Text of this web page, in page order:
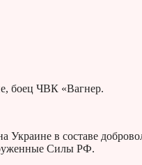
боец ЧВК «Вагнер.
Украине в составе
Силы РФ.